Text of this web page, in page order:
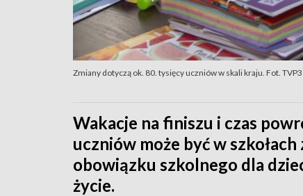
Zmiany dotyczą ok. 80. tysięcy uczniów w skali kraju. Fot.
Wakacje na finiszu i czas
uczniów może być w
obowiązku szkolnego dla
życie.